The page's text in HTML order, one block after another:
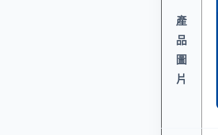
產
品
圖
片